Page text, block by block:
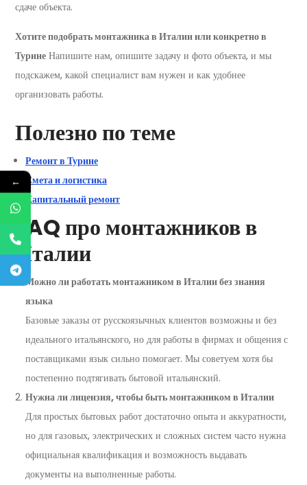
сдаче объекта.
Хотите подобрать монтажника в Италии или конкретно в
Турине Напишите нам, опишите задачу и фото объекта, и мы
подскажем, какой специалист вам нужен и как удобнее
организовать работы.
Полезно по теме
Ремонт в Турине
Смета и логистика
Капитальный ремонт
FAQ про монтажников в
Италии
Можно ли работать монтажником в Италии без знания
языка
Базовые заказы от русскоязычных клиентов возможны и без
идеального итальянского, но для работы в фирмах и общения с
поставщиками язык сильно помогает. Мы советуем хотя бы
постепенно подтягивать бытовой итальянский.
Нужна ли лицензия, чтобы быть монтажником в Италии
Для простых бытовых работ достаточно опыта и аккуратности,
но для газовых, электрических и сложных систем часто нужна
официальная квалификация и возможность выдавать
документы на выполненные работы.
←